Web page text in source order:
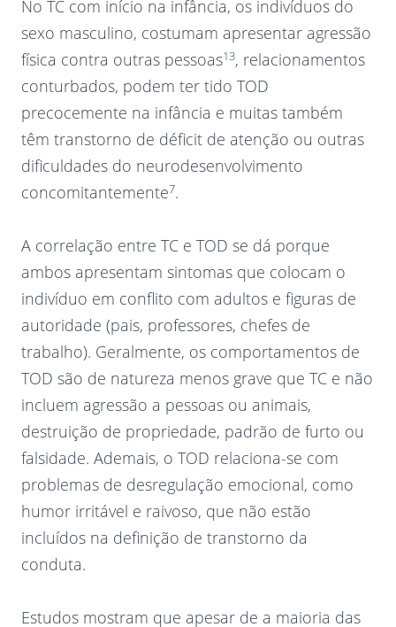
No TC com início na infância, os indivíduos do
sexo masculino, costumam apresentar agressão
física contra outras pessoas13, relacionamentos
conturbados, podem ter tido TOD
precocemente na infância e muitas também
têm transtorno de déficit de atenção ou outras
dificuldades do neurodesenvolvimento
concomitantemente7.
A correlação entre TC e TOD se dá porque
ambos apresentam sintomas que colocam o
indivíduo em conflito com adultos e figuras de
autoridade (pais, professores, chefes de
trabalho). Geralmente, os comportamentos de
TOD são de natureza menos grave que TC e não
incluem agressão a pessoas ou animais,
destruição de propriedade, padrão de furto ou
falsidade. Ademais, o TOD relaciona-se com
problemas de desregulação emocional, como
humor irritável e raivoso, que não estão
incluídos na definição de transtorno da
conduta.
Estudos mostram que apesar de a maioria das